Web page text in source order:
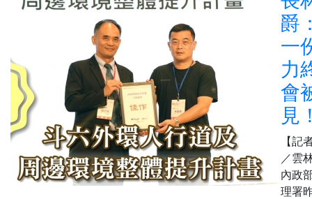
爵
一
力
會
見
【記
／雲
內政
理署